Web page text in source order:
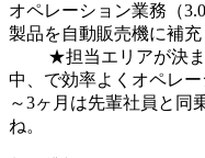
オペレーション業務（
製品を自動販売機に補
★担当エリアが決ま
中、で効率よくオペ
～3ヶ月は先輩社員と同
ね。